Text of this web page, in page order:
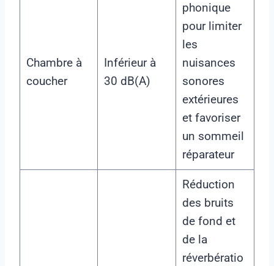
Chambre à
coucher
Inférieur à
30 dB(A)
phonique
pour limiter
les
nuisances
sonores
extérieures
et favoriser
un sommeil
réparateur
Réduction
des bruits
de fond et
de la
réverbératio